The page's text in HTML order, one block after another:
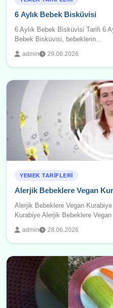
6 Aylık Bebek Bisküvisi
6 Aylık Bebek Bisküvisi Tarifi 6
Bebek Bisküvisi, bebeklerin...
admin 29.06.2026
YEMEK TARIFLERI
Alerjik Bebeklere Vegan
Alerjik Bebeklere Vegan
Kurabiye Alerjik Bebeklere
admin 28.06.2026